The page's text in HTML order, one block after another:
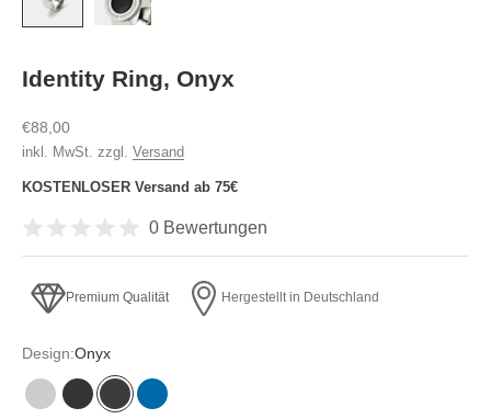
Identity Ring, Onyx
Angebot
€88,00
inkl. MwSt. zzgl. Versand
KOSTENLOSER Versand ab 75€
0 Bewertungen
Premium Qualität Hergestellt in Deutschland
Design:Onyx
MeteoritKarbonOnyxSodalith